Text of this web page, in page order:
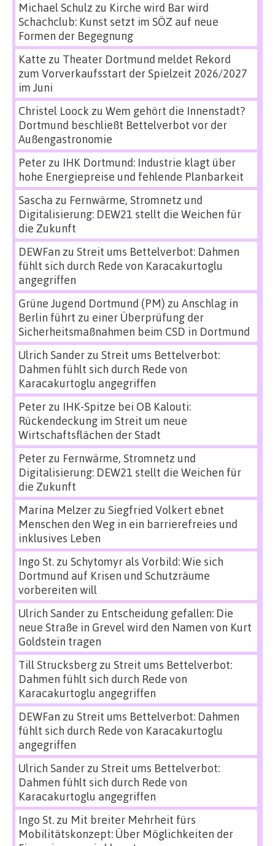
Michael Schulz zu Kirche wird Bar wird
Schachclub: Kunst setzt im SÖZ auf neue
Formen der Begegnung
Katte zu Theater Dortmund meldet Rekord
zum Vorverkaufsstart der Spielzeit 2026/2027
im Juni
Christel Loock zu Wem gehört die Innenstadt?
Dortmund beschließt Bettelverbot vor der
Außengastronomie
Peterzu IHK Dortmund: Industrie klagt über
hohe Energiepreise und fehlende Planbarkeit
Sascha zu Fernwärme, Stromnetz und
Digitalisierung: DEW21 stellt die Weichen für
die Zukunft
DEWFan zu Streit ums Bettelverbot: Dahmen
fühlt sich durch Rede von Karacakurtoglu
angegriffen
Grüne Jugend Dortmund (PM) zu Anschlag in
Berlin führt zu einer Überprüfung der
Sicherheitsmaßnahmen beim CSD in Dortmund
Ulrich Sanderzu Streit ums Bettelverbot:
Dahmen fühlt sich durch Rede von
Karacakurtoglu angegriffen
Peterzu IHK-Spitze bei OB Kalouti:
Rückendeckung im Streit um neue
Wirtschaftsflächen der Stadt
Peterzu Fernwärme, Stromnetz und
Digitalisierung: DEW21 stellt die Weichen für
die Zukunft
Marina Melzerzu Siegfried Volkert ebnet
Menschen den Weg in ein barrierefreies und
inklusives Leben
Ingo St.zu Schytomyr als Vorbild: Wie sich
Dortmund auf Krisen und Schutzräume
vorbereiten will
Ulrich Sanderzu Entscheidung gefallen: Die
neue Straße in Grevel wird den Namen von Kurt
Goldstein tragen
Till Strucksbergzu Streit ums Bettelverbot:
Dahmen fühlt sich durch Rede von
Karacakurtoglu angegriffen
DEWFan zu Streit ums Bettelverbot: Dahmen
fühlt sich durch Rede von Karacakurtoglu
angegriffen
Ulrich Sanderzu Streit ums Bettelverbot:
Dahmen fühlt sich durch Rede von
Karacakurtoglu angegriffen
Ingo St.zu Mit breiter Mehrheit fürs
Mobilitätskonzept: Über Möglichkeiten der